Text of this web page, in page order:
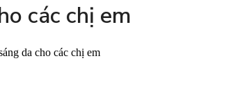
các chị em
da cho các chị em